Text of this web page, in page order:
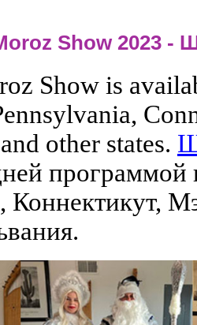
Show 2023 -
Show is
other states.
Коннектикут,